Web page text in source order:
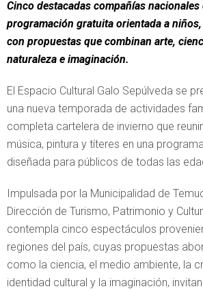
Cinco destacadas compañías nacionales
programación gratuita orientada a
con propuestas que combinan arte,
naturaleza e imaginación.
El Espacio Cultural Galo Sepúlveda se
una nueva temporada de actividades
completa cartelera de invierno que
música, pintura y títeres en una
diseñada para públicos de todas las
Impulsada por la Municipalidad de
Dirección de Turismo, Patrimonio y
contempla cinco espectáculos
regiones del país, cuyas propuestas
como la ciencia, el medio ambiente, la
identidad cultural y la imaginación,